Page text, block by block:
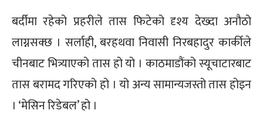
बर्दीमा रहेको प्रहरीले तास फिटेको दृश्य देख्दा अनौठो
लाग्नसक्छ । सर्लाही, बरहथवा निवासी निरबहादुर कार्कीले
चीनबाट भित्र्याएको तास हो यो । काठमाडौंको स्यूचाटारबाट
तास बरामद गरिएको हो । यो अन्य सामान्यजस्तो तास होइन
। ‘मेसिन रिडेबल’ हो ।